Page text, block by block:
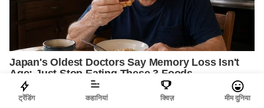
ट्रेंडिंग कहानियां क्विज़ मीम दुनिया